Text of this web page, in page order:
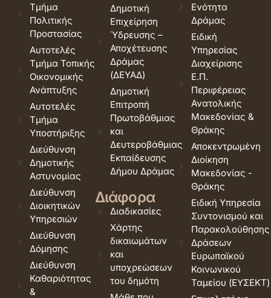
Τμήμα
Πολιτικής
Προστασίας
Αυτοτελές
Τμήμα Τοπικής
Οικονομικής
Ανάπτυξης
Αυτοτελές
Τμήμα
Υποστήριξης
Διεύθυνση
Δημοτικής
Αστυνομίας
Διεύθυνση
Διοικητικών
Υπηρεσιών
Διεύθυνση
Δόμησης
Διεύθυνση
Καθαριότητας
&
Δημοτική
Επιχείρηση
Ύδρευσης –
Αποχέτευσης
Δράμας
(ΔΕΥΑΔ)
Δημοτική
Επιτροπή
Πρωτοβάθμιας
και
Δευτεροβάθμιας
Εκπαίδευσης
Δήμου Δράμας
Διάφορα
Διαδικασίες
Χάρτης
δικαιωμάτων
και
υποχρεώσεων
του δημότη
Ενότητα
Δράμας
Ειδική
Υπηρεσίας
Διαχείρισης
Ε.Π.
Περιφέρειας
Ανατολικής
Μακεδονίας &
Θράκης
Αποκεντρωμένη
Διοίκηση
Μακεδονίας -
Θράκης
Ειδική Υπηρεσία
Συντονισμού και
Παρακολούθησης
Δράσεων
Ευρωπαϊκού
Κοινωνικού
Ταμείου (ΕΥΣΕΚΤ)